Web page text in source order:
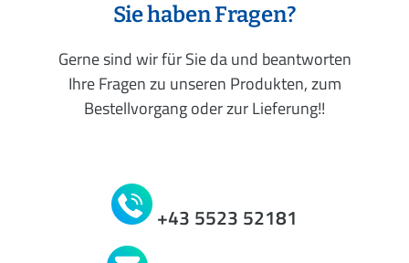
Sie haben Fragen?
Gerne sind wir für Sie da und beantworten
Ihre Fragen zu unseren Produkten, zum
Bestellvorgang oder zur Lieferung!!
+43 5523 52181